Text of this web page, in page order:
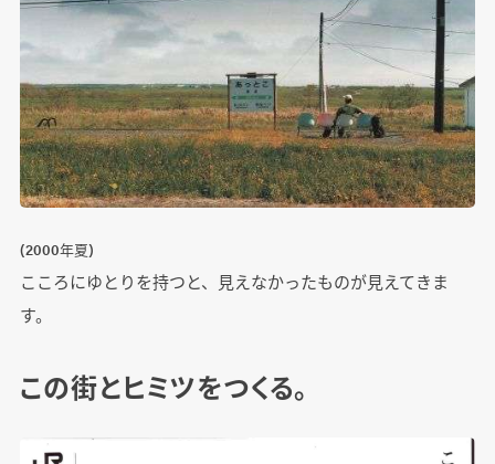
(2000年夏)
こころにゆとりを持つと、見えなかったものが見えてきま
す。
この街とヒミツをつくる。